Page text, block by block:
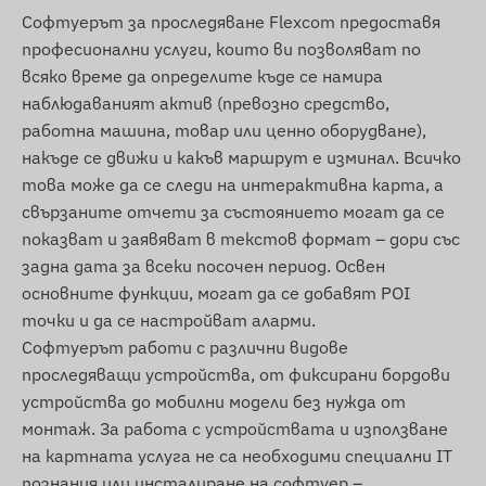
Джърси, Йордания, Казахстан, Косово,
Киргизстан, Латвия, Лихтенщайн, Литва,
Люксембург, Малайзия, Малта, Мексико,
Молдова, Монако, Монголия, Черна гора,
Монсерат, Нидерландия, Нова Зеландия,
Северна Македония, Норвегия, Оман,
Палестина, Парагвай, Перу, Филипини, Полша,
Португалия, Румъния, Русия, Сейнт Китс и
Невис, Сейнт Лусия, Сейнт Винсент и
Гренадини, Сърбия, Словакия, Словения, Южна
Африка, Испания, Шри Ланка, Швеция,
Швейцария, Тайланд, Тунис, Турция, Търкс и
Кайкос, Украйна, Обединени арабски емирства,
САЩ, Виетнам, Хонг Конг.
Функции и характеристики
Съвместимост с множество сателитни
Софтуерът за проследяване Flexcom предоставя
професионални услуги, които ви позволяват по
всяко време да определите къде се намира
наблюдаваният актив (превозно средство,
работна машина, товар или ценно оборудване),
накъде се движи и какъв маршрут е изминал. Всичко
това може да се следи на интерактивна карта, а
свързаните отчети за състоянието могат да се
показват и заявяват в текстов формат – дори със
задна дата за всеки посочен период. Освен
основните функции, могат да се добавят POI
точки и да се настройват аларми.
Софтуерът работи с различни видове
проследяващи устройства, от фиксирани бордови
устройства до мобилни модели без нужда от
монтаж. За работа с устройствата и използване
на картната услуга не са необходими специални IT